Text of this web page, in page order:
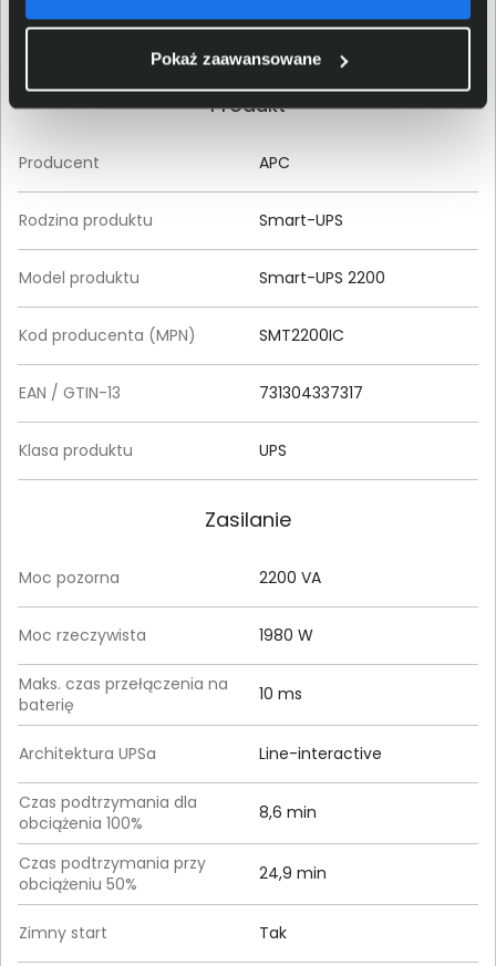
Pokaż zaawansowane
Specyfikacja techniczna APC Smart-UPS 2200
Produkt
Producent APC
Rodzina produktu Smart-UPS
Model produktu Smart-UPS 2200
Kod producenta (MPN) SMT2200IC
EAN / GTIN-13 731304337317
Klasa produktu UPS
Zasilanie
Moc pozorna 2200 VA
Moc rzeczywista 1980 W
Maks. czas przełączenia na
baterię
10 ms
Architektura UPSa Line-interactive
Czas podtrzymania dla
obciążenia 100%
8,6 min
Czas podtrzymania przy
obciążeniu 50%
24,9 min
Zimny start Tak